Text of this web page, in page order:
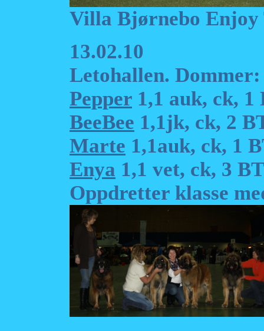
Villa Bjørnebo
13.02.10
Letohallen.
Pepper 1,1 auk, ck,
BeeBee 1,1jk, ck, 2
Marte 1,1auk, ck, 1
Enya 1,1 vet, ck, 3
Oppdretter klasse